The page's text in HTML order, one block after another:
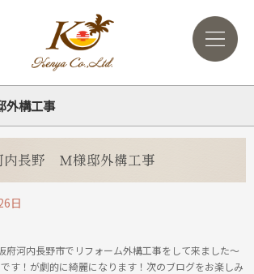
構工事
内長野 Ｍ様邸外構工事
日
府河内長野市でリフォーム外構工事をして来ました～
す！が劇的に綺麗になります！次のブログをお楽しみ